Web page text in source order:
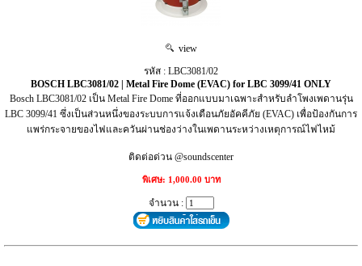
view
รหัส : LBC3081/02
BOSCH LBC3081/02 | Metal Fire Dome (EVAC) for LBC 3099/41 ONLY
Bosch LBC3081/02 เป็น Metal Fire Dome ที่ออกแบบมาเฉพาะสำหรับลำโพงเพดานรุ่น
LBC 3099/41 ซึ่งเป็นส่วนหนึ่งของระบบการแจ้งเตือนภัยอัคคีภัย (EVAC) เพื่อป้องกันการ
แพร่กระจายของไฟและควันผ่านช่องว่างในเพดานระหว่างเหตุการณ์ไฟไหม้
ติดต่อด่วน @soundscenter
พิเศษ: 1,000.00 บาท
จำนวน :